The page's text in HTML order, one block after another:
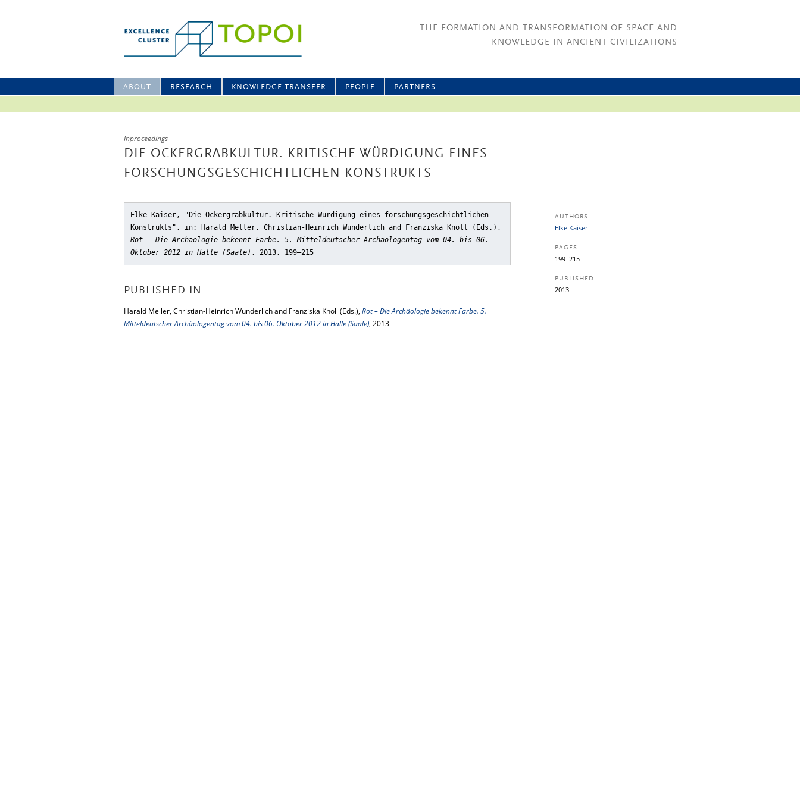
THE FORMATION AND TRANSFORMATION OF SPACE AND
KNOWLEDGE IN ANCIENT CIVILIZATIONS
ABOUT RESEARCH KNOWLEDGE TRANSFER PEOPLE PARTNERS
Inproceedings
DIE OCKERGRABKULTUR. KRITISCHE WÜRDIGUNG EINES
FORSCHUNGSGESCHICHTLICHEN KONSTRUKTS
Elke Kaiser, "Die Ockergrabkultur. Kritische Würdigung eines forschungsgeschichtlichen
Konstrukts" , in: Harald Meller, Christian-Heinrich Wunderlich and Franziska Knoll (Eds.),
Rot – Die Archäologie bekennt Farbe. 5. Mitteldeutscher Archäologentag vom 04. bis 06.
Oktober 2012 in Halle (Saale) , 2013, 199–215
PUBLISHED IN
Harald Meller, Christian-Heinrich Wunderlich and Franziska Knoll (Eds.), Rot – Die Archäologie bekennt Farbe. 5.
Mitteldeutscher Archäologentag vom 04. bis 06. Oktober 2012 in Halle (Saale), 2013
AUTHORS
Elke Kaiser
PAGES
199–215
PUBLISHED
2013